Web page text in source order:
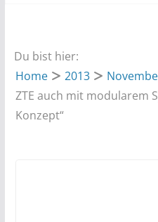
Du bist hier:
Home
2013
ZTE auch mit modularem
Konzept“